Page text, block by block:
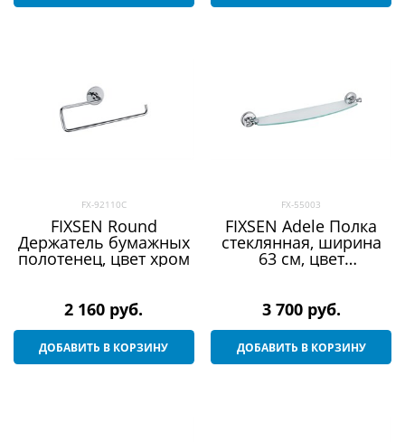
FX-92110C
FIXSEN Round
Держатель бумажных
полотенец, цвет хром
2 160 руб.
ДОБАВИТЬ В КОРЗИНУ
FX-55003
FIXSEN Adele Полка
стеклянная, ширина
63 см, цвет
3 700 руб.
ДОБАВИТЬ В КОРЗИНУ